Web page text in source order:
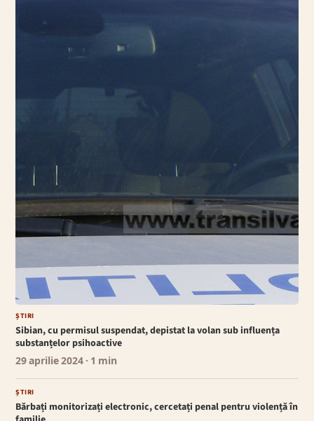
ȘTIRI
Sibian, cu permisul suspendat, depistat la volan sub influența
substanțelor psihoactive
29 aprilie 2024 · 1 min
ȘTIRI
Bărbați monitorizați electronic, cercetați penal pentru violență în